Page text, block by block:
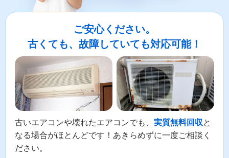
ご安心ください。
古くても、故障していても対応可能！
古いエアコンや壊れたエアコンでも、 実質無料回収と
なる場合がほとんどです！あきらめずに一度ご相談く
ださい。